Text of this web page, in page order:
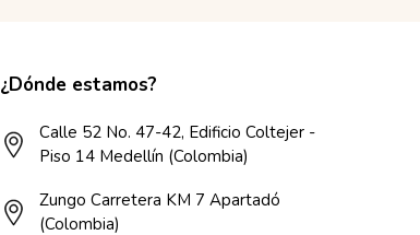
¿Dónde estamos?
Calle 52 No. 47-42, Edificio Coltejer -
Piso 14 Medellín (Colombia)
Zungo Carretera KM 7 Apartadó
(Colombia)